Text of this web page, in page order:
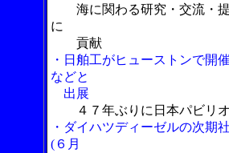
海に関わる研究・交流・
に
貢献
・日舶工がヒューストンで開
などと
出展
４７年ぶりに日本パビリオ
・ダイハツディーゼルの次期
(６月